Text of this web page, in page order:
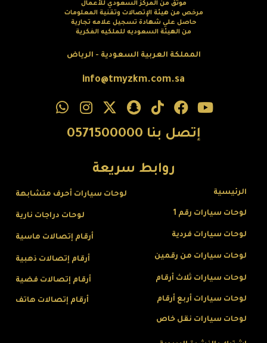
موثق من المركز السعودي للأعمال
مرخص من هيئة الإتصالات وتقنية المعلومات
حاصل علي شهادة تسجيل علامه تجارية
من الهيئة السعوديه للملكيه الفكرية
المملكة العربية السعودية - الرياض
info@tmyzkm.com.sa
إتصل بنا 0571500000
روابط سريعة
الرئيسية لوحات سيارات أحرف متشابهة
لوحات سيارات رقم 1 لوحات دراجات نارية
لوحات سيارات فردية أرقام إتصالات ماسية
لوحات سيارات من رقمين أرقام إتصالات ذهبية
لوحات سيارات ثلاث أرقام أرقام إتصالات فضية
لوحات سيارات أربع أرقام أرقام إتصالات هاتف
لوحات سيارات نقل خاص